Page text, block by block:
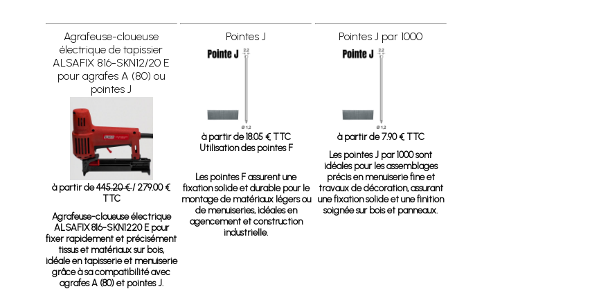
Agrafeuse-cloueuse
électrique de tapissier
ALSAFIX 816-SKN12/20 E
pour agrafes A (80) ou
pointes J
à partir de445.20 €/ 279.00 €
TTC
Agrafeuse-cloueuse électrique
ALSAFIX 816-SKN1220 Epour
fixer rapidement et précisément
tissus et matériaux sur bois,
idéale en tapisserie et menuiserie
grâce à sa compatibilité avec
agrafes A (80) et pointes J.
Pointes J
à partir de 18.05 € TTC
Utilisation des pointes F
Les pointes F assurent une
fixation solide et durable pour le
montage de matériaux légers ou
de menuiseries, idéales en
agencement et construction
industrielle.
Pointes J par 1000
à partir de 7.90 € TTC
Les pointes J par 1000 sont
idéales pour les assemblages
précis en menuiserie fine et
travaux de décoration, assurant
une fixation solide et une finition
soignée sur bois et panneaux.